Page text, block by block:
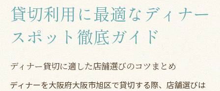
貸切利用に最適なディナー
スポット徹底ガイド
ディナー貸切に適した店舗選びのコツまとめ
ディナーを大阪府大阪市旭区で貸切する際、店舗選びは